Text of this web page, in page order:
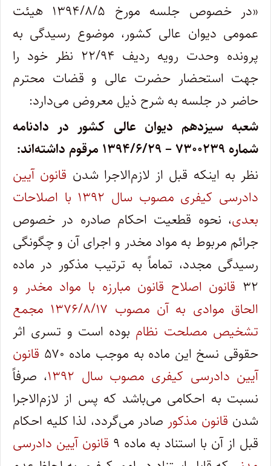
«در خصوص جلسه مورخ ۱۳۹۴/۸/۵ هیئت
عمومی دیوان عالی کشور، موضوع رسیدگی به
پرونده وحدت رویه ردیف ۲۲/۹۴ نظر خود را
جهت استحضار حضرت عالی و قضات محترم
حاضر در جلسه به شرح ذیل معروض می‌دارد:
شعبه سیزدهم دیوان عالی کشور در دادنامه
شماره ۷۳۰۰۲۳۹ – ۱۳۹۴/۶/۲۹ مرقوم داشته‌اند:
نظر به اینکه قبل از لازم‌الاجرا شدن قانون آیین
دادرسی کیفری مصوب سال ۱۳۹۲ با اصلاحات
بعدی، نحوه قطعیت احکام صادره در خصوص
جرائم مربوط به مواد مخدر و اجرای آن و چگونگی
رسیدگی مجدد، تماماً به ترتیب مذکور در ماده
۳۲ قانون اصلاح قانون مبارزه با مواد مخدر و
الحاق موادی به آن مصوب ۱۳۷۶/۸/۱۷ مجمع
تشخیص مصلحت نظام بوده است و تسری اثر
حقوقی نسخ این ماده به موجب ماده ۵۷۰
قانون
آیین دادرسی کیفری مصوب سال ۱۳۹۲
، صرفاً
نسبت به احکامی می‌باشد که پس از لازم‌الاجرا
شدن قانون مذکور صادر می‌گردد، لذا کلیه احکام
قبل از آن با استناد به ماده ۹
قانون آیین دادرسی